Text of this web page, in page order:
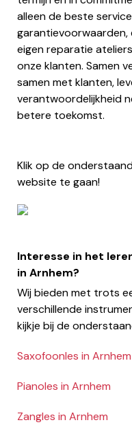
alleen de beste
eigen reparatie
onze klanten. Samen
samen met klanten,
verantwoordelijkheid
betere toekomst.
Klik op de
website te gaan!
Interesse in het
in Arnhem?
Wij bieden met trots
verschillende
kijkje bij de
Saxofoonles in Arnhem
Pianoles in Arnhem
Zangles in Arnhem